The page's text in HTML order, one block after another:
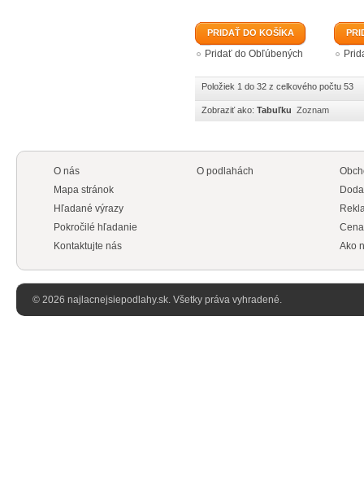
PRIDAŤ DO KOŠÍKA
Pridať do Obľúbených
Položiek 1 do 32 z celkového počtu 53
Zobraziť ako: Tabuľku Zoznam
O nás
Mapa stránok
Hľadané výrazy
Pokročilé hľadanie
Kontaktujte nás
O podlahách
Ako
© 2026 najlacnejsiepodlahy.sk. Všetky práva vyhradené.